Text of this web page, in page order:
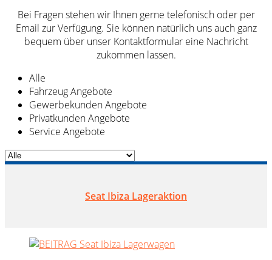
Bei Fragen stehen wir Ihnen gerne telefonisch oder per
Email zur Verfügung. Sie können natürlich uns auch ganz
bequem über unser Kontaktformular eine Nachricht
zukommen lassen.
Alle
Fahrzeug Angebote
Gewerbekunden Angebote
Privatkunden Angebote
Service Angebote
Seat Ibiza Lageraktion